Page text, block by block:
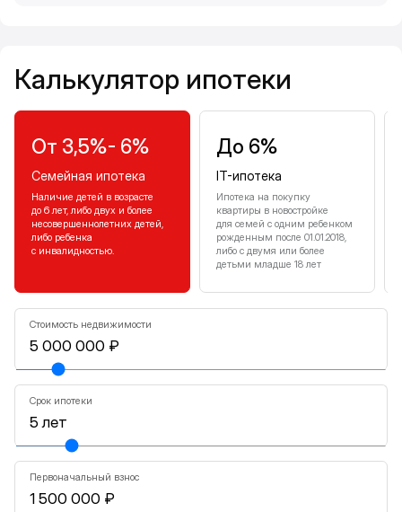
Калькулятор ипотеки
От 3,5%- 6%
Семейная ипотека
Наличие детей в возрасте
до 6 лет, либо двух и более
несовершеннолетних детей,
либо ребенка
с инвалидностью.
До 6%
IT-ипотека
Ипотека на покупку
квартиры в новостройке
для семей с одним ребенком
рожденным после 01.01.2018,
либо с двумя или более
детьми младше 18 лет
Стоимость недвижимости
Срок ипотеки
Первоначальный взнос